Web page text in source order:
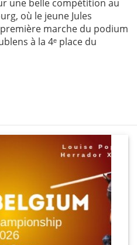
une belle compétition au
où le jeune Jules
marche du podium
à la 4ᵉ place du